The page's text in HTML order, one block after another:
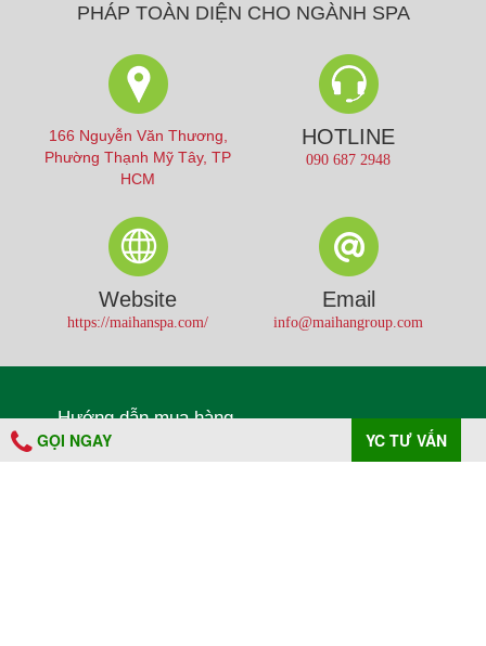
PHÁP TOÀN DIỆN CHO NGÀNH SPA
166 Nguyễn Văn Thương,
Phường Thạnh Mỹ Tây, TP
HCM
HOTLINE
090 687 2948
Website
https://maihanspa.com/
Email
info@maihangroup.com
Hướng dẫn mua hàng
GỌI NGAY YC TƯ VẤN